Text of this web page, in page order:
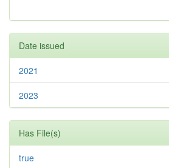
Date issued
2021
2023
Has File(s)
true